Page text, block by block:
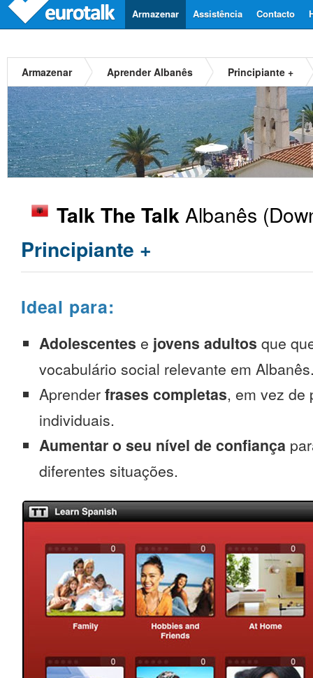
Contacto
Assistência
Armazenar
Armazenar Aprender Albanês Principiante +
Talk The Talk Albanês
Principiante +
Ideal para:
Adolescentes e jovens adultos que
vocabulário social relevante em
Aprender frases completas, em vez de
individuais.
Aumentar o seu nível de confiança
diferentes situações.